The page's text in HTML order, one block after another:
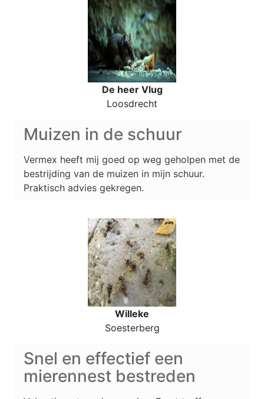
De heer Vlug
Loosdrecht
Muizen in de schuur
Vermex heeft mij goed op weg geholpen met de
bestrijding van de muizen in mijn schuur.
Praktisch advies gekregen.
Willeke
Soesterberg
Snel en effectief een
mierennest bestreden